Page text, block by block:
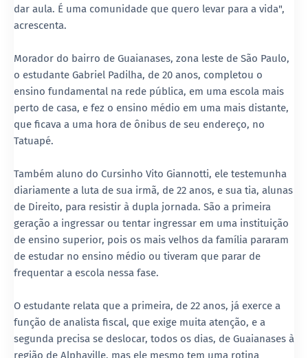
dar aula. É uma comunidade que quero levar para a vida",
acrescenta.
Morador do bairro de Guaianases, zona leste de São Paulo,
o estudante Gabriel Padilha, de 20 anos, completou o
ensino fundamental na rede pública, em uma escola mais
perto de casa, e fez o ensino médio em uma mais distante,
que ficava a uma hora de ônibus de seu endereço, no
Tatuapé.
Também aluno do Cursinho Vito Giannotti, ele testemunha
diariamente a luta de sua irmã, de 22 anos, e sua tia, alunas
de Direito, para resistir à dupla jornada. São a primeira
geração a ingressar ou tentar ingressar em uma instituição
de ensino superior, pois os mais velhos da família pararam
de estudar no ensino médio ou tiveram que parar de
frequentar a escola nessa fase.
O estudante relata que a primeira, de 22 anos, já exerce a
função de analista fiscal, que exige muita atenção, e a
segunda precisa se deslocar, todos os dias, de Guaianases à
região de Alphaville, mas ele mesmo tem uma rotina